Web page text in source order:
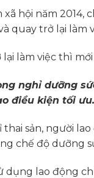
hội năm
quay trở lại làm
làm việc thì
nghỉ dưỡng
điều kiện tối ưu.
sản, người
chế độ dưỡng
lao động